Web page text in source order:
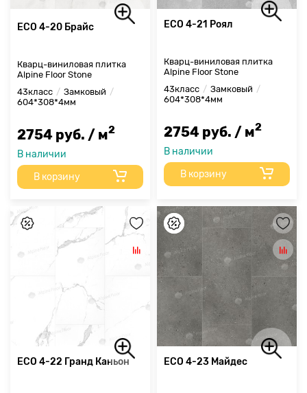
ECO 4-20 Брайс
Кварц-виниловая плитка
Alpine Floor Stone
43класс
Замковый
604*308*4мм
2754 руб. / м2
В наличии
В корзину
ECO 4-21 Роял
Кварц-виниловая плитка
Alpine Floor Stone
43класс
Замковый
604*308*4мм
2754 руб. / м2
В наличии
В корзину
ECO 4-22 Гранд Каньон ECO 4-23 Майдес